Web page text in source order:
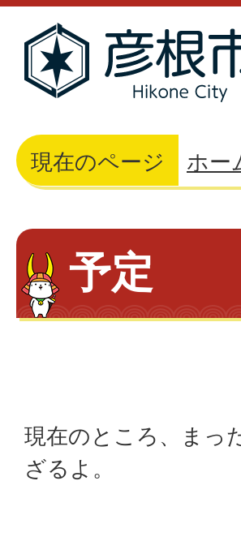
現在のページ ホー
予定
現在のところ、まっ
ざるよ。